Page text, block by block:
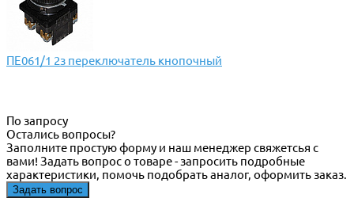
ПЕ061/1 2з переключатель кнопочный
По запросу
Остались вопросы?
Заполните простую форму и наш менеджер свяжетсья с
вами! Задать вопрос о товаре - запросить подробные
характеристики, помочь подобрать аналог, оформить заказ.
Задать вопрос